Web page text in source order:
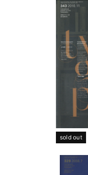
sold out